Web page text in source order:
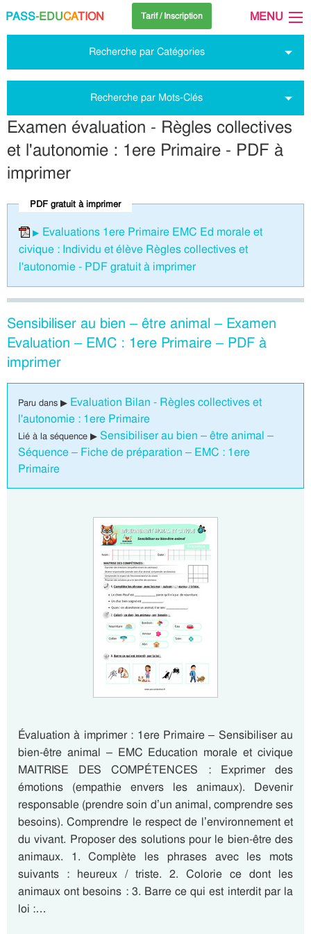
PASS-EDUCATION Tarif / Inscription MENU
Recherche par Catégories
Recherche par Mots-Clés
Examen évaluation - Règles collectives
et l'autonomie : 1ere Primaire - PDF à
imprimer
PDF gratuit à imprimer
Evaluations 1ere Primaire EMC Ed morale et
civique : Individu et élève Règles collectives et
l'autonomie - PDF gratuit à imprimer
Sensibiliser au bien – être animal – Examen
Evaluation – EMC : 1ere Primaire – PDF à
imprimer
Paru dans ▶ Evaluation Bilan - Règles collectives et
l'autonomie : 1ere Primaire
Lié à la séquence ▶ Sensibiliser au bien – être animal –
Séquence – Fiche de préparation – EMC : 1ere
Primaire
Évaluation à imprimer : 1ere Primaire – Sensibiliser au
bien-être animal – EMC Education morale et civique
MAITRISE DES COMPÉTENCES : Exprimer des
émotions (empathie envers les animaux). Devenir
responsable (prendre soin d’un animal, comprendre ses
besoins). Comprendre le respect de l’environnement et
du vivant. Proposer des solutions pour le bien-être des
animaux. 1. Complète les phrases avec les mots
suivants : heureux / triste. 2. Colorie ce dont les
animaux ont besoins : 3. Barre ce qui est interdit par la
loi :…